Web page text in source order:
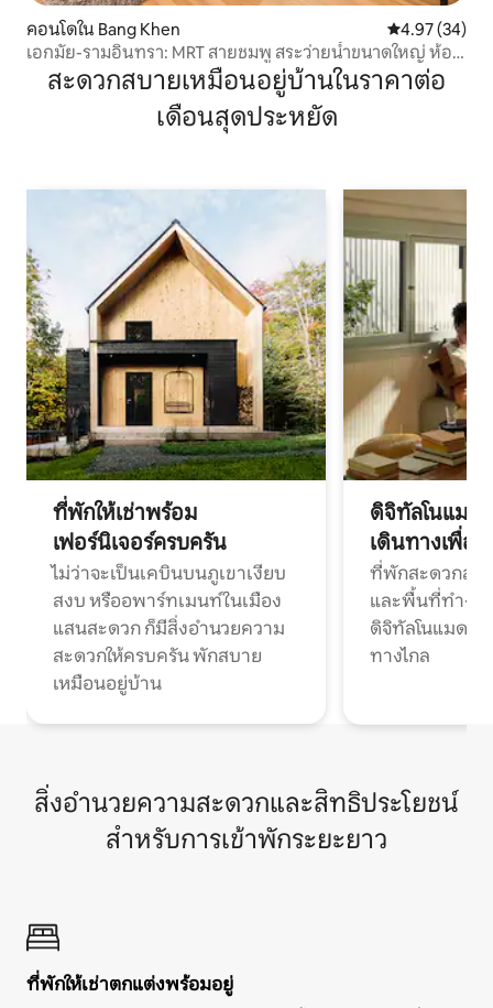
คอนโดใน Bang Khen คะแนนเฉลี่ย
4.97 (34)
เอกมัย-รามอินทรา: MRT สายชมพู สระว่ายน้ำขนาดใหญ่ ห้อง
ออกกำลังกายสวย
สะดวกสบายเหมือนอยู่บ้านในราคาต่อ
เดือนสุดประหยัด
ที่พักให้เช่าพร้อม
เฟอร์นิเจอร์ครบครัน
ไม่ว่าจะเป็นเคบินบนภูเขาเงียบ
สงบ หรืออพาร์ทเมนท์ในเมือง
แสนสะดวก ก็มีสิ่งอำนวยความ
สะดวกให้ครบครัน พักสบาย
เหมือนอยู่บ้าน
ดิจิทัลโนแมด
เดินทางเพื่อ
ที่พักสะดวกสบ
และพื้นที่ทำงา
ดิจิทัลโนแมดแ
ทางไกล
สิ่งอำนวยความสะดวกและสิทธิประโยชน์
สำหรับการเข้าพักระยะยาว
ที่พักให้เช่าตกแต่งพร้อมอยู่